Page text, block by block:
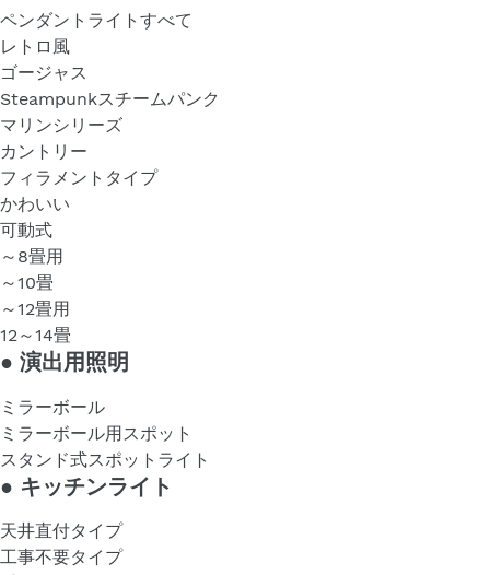
ペンダントライトすべて
レトロ風
ゴージャス
Steampunkスチームパンク
マリンシリーズ
カントリー
フィラメントタイプ
かわいい
可動式
～8畳用
～10畳
～12畳用
12～14畳
● 演出用照明
ミラーボール
ミラーボール用スポット
スタンド式スポットライト
● キッチンライト
天井直付タイプ
工事不要タイプ